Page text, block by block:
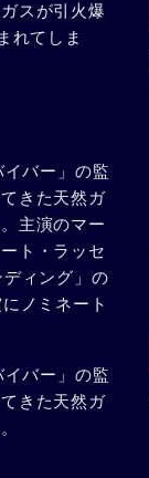
スが引火爆
れてしま
バー」の監
きた天然ガ
主演のマー
ト・ラッセ
ィング」の
ノミネート
バー」の監
きた天然ガ